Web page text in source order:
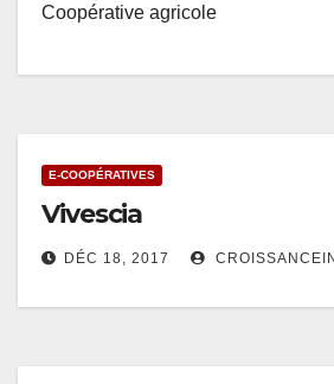
Coopérative agricole
E-COOPÉRATIVES
Vivescia
DÉC 18, 2017